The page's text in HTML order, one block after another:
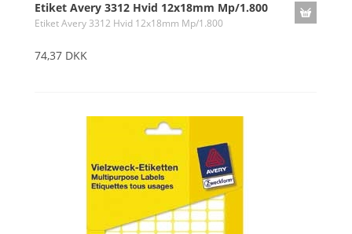
Etiket Avery 3312 Hvid 12x18mm Mp/1.800
Etiket Avery 3312 Hvid 12x18mm Mp/1.800
74,37 DKK